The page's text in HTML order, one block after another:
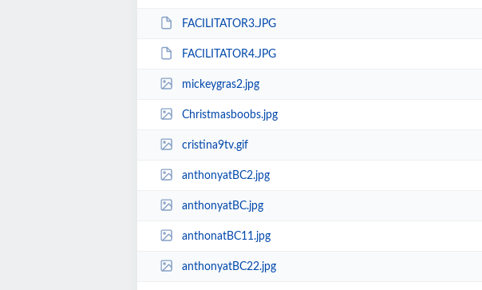
FACILITATOR3.JPG
FACILITATOR4.JPG
mickeygras2.jpg
Christmasboobs.jpg
cristina9tv.gif
anthonyatBC2.jpg
anthonyatBC.jpg
anthonatBC11.jpg
anthonyatBC22.jpg